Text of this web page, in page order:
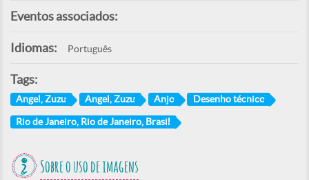
Eventos associados:
Idiomas: Português
Tags:
Angel, Zuzu Angel, Zuzu Anjo Desenho técnico
Rio de Janeiro, Rio de Janeiro, Brasil
Sobre o uso de imagens